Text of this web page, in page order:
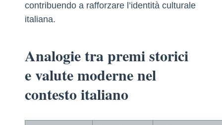
contribuendo a rafforzare l’identità culturale
italiana.
Analogie tra premi storici
e valute moderne nel
contesto italiano